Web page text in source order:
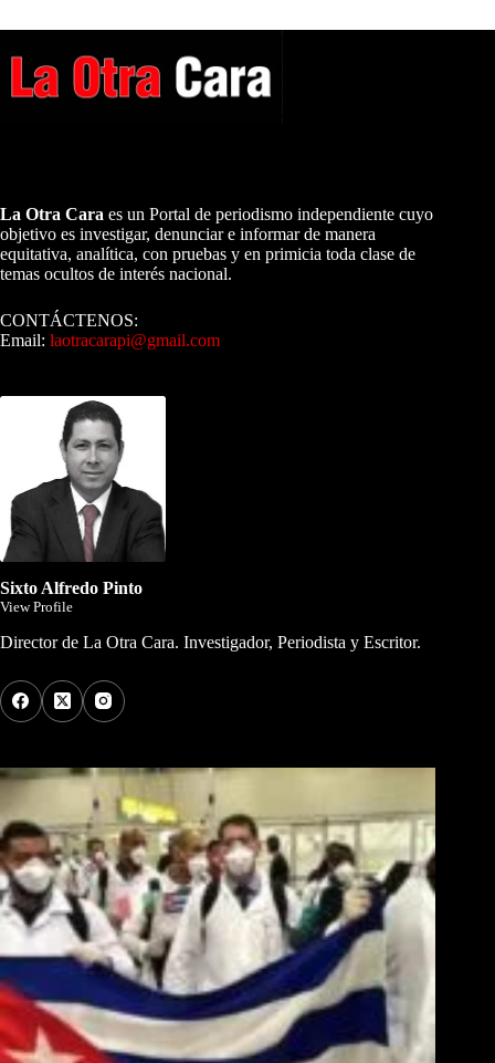
La Otra Cara es un Portal de periodismo independiente cuyo
objetivo es investigar, denunciar e informar de manera
equitativa, analítica, con pruebas y en primicia toda clase de
temas ocultos de interés nacional.
CONTÁCTENOS:
Email: laotracarapi@gmail.com
Sixto Alfredo Pinto
View Profile
Director de La Otra Cara. Investigador, Periodista y Escritor.